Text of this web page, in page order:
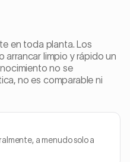
en toda planta. Los
arrancar limpio y rápido un
no se
no es comparable ni
a menudo solo a